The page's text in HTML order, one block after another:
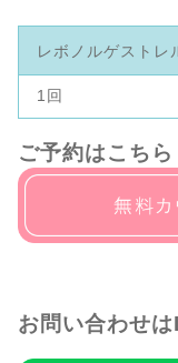
レボノルゲストレ
1回
ご予約はこちら
お問い合わせ